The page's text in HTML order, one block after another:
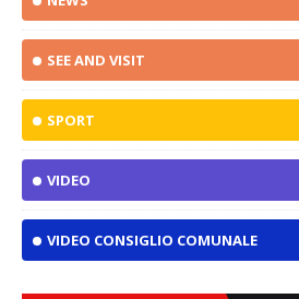
SEE AND VISIT
SPORT
VIDEO
VIDEO CONSIGLIO COMUNALE